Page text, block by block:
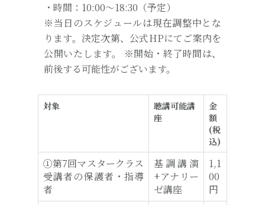
・時間：10:00～18:30（予定）
※当日のスケジュールは現在調整中とな
ります。決定次第、公式HPにてご案内を
公開いたします。 ※開始・終了時間は、
前後する可能性がございます。
対象
聴講可能講
座
金
額
(税
込)
①第7回マスタークラス
受講者の保護者・指導
者
基調講演
+アナリー
ゼ講座
1,1
00
円